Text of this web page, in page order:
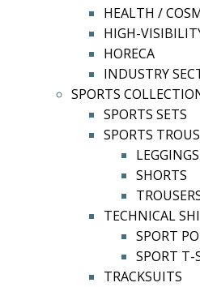
HEALTH /
HIGH-
HORECA
INDUSTRY
SPORTS
SPORTS SETS
SPORTS
LEGGINGS
SHORTS
TECHNICAL
SPORT
SPORT T-
TRACKSUITS